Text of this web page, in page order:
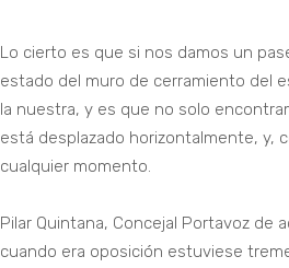
Lo cierto es que si nos damos un
estado del muro de cerramiento del
la nuestra, y es que no solo
está desplazado horizontalmente, y,
cualquier momento.
Pilar Quintana, Concejal Portavoz de
cuando era oposición estuviese